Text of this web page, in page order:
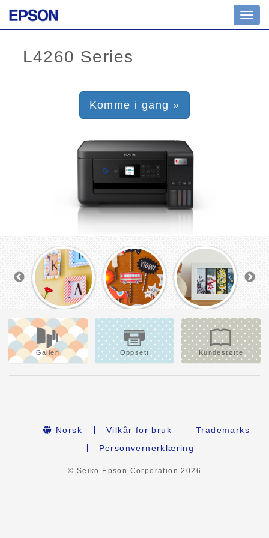
Komme i gang »
Galleri Oppsett Kundestøtte
Norsk Vilkår for bruk
Trademarks
Personvernerklæring
© Seiko Epson Corporation2026